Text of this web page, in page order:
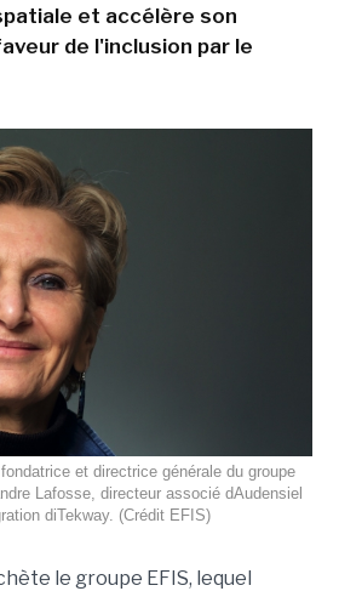
et accélère son
de l'inclusion par le
et directrice générale du groupe
Lafosse, directeur associé dAudensiel
diTekway. (Crédit EFIS)
le groupe EFIS, lequel